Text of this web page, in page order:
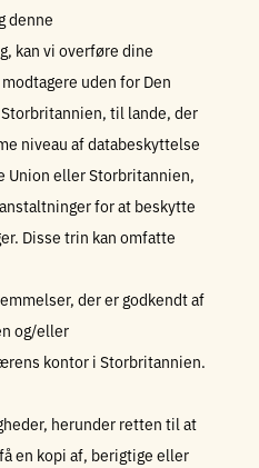
denne
kan vi overføre dine
uden for Den
til lande, der
niveau af databeskyttelse
Union eller Storbritannien,
for at beskytte
Disse trin kan omfatte
der er godkendt af
og/eller
kontor i Storbritannien.
herunder retten til at
en kopi af, berigtige eller